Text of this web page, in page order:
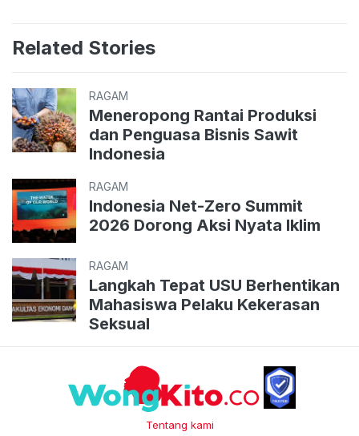
Related Stories
RAGAM
Meneropong Rantai Produksi
dan Penguasa Bisnis Sawit
Indonesia
RAGAM
Indonesia Net-Zero Summit
2026 Dorong Aksi Nyata Iklim
RAGAM
Langkah Tepat USU Berhentikan
Mahasiswa Pelaku Kekerasan
Seksual
Tentang kami